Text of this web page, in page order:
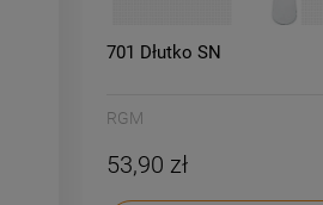
701 Dłutko SN
RGM
53,90 zł